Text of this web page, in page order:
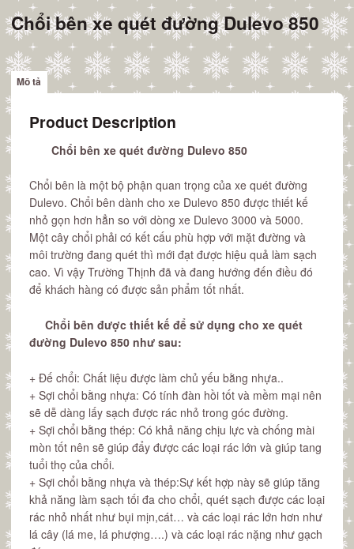
Chổi bên xe quét đường Dulevo 850
Mô tả
Product Description
Chổi bên xe quét đường Dulevo 850
Chổi bên là một bộ phận quan trọng của xe quét đường
Dulevo. Chổi bên dành cho xe Dulevo 850 được thiết kế
nhỏ gọn hơn hẳn so với dòng xe Dulevo 3000 và 5000.
Một cây chổi phải có kết cấu phù hợp với mặt đường và
môi trường đang quét thì mới đạt được hiệu quả làm sạch
cao. Vì vậy Trường Thịnh đã và đang hướng đến điều đó
để khách hàng có được sản phẩm tốt nhất.
Chổi bên được thiết kế để sử dụng cho xe quét
đường Dulevo 850 như sau:
+ Đế chổi: Chất liệu được làm chủ yếu bằng nhựa..
+ Sợi chổi bằng nhựa: Có tính đàn hồi tốt và mềm mại nên
sẽ dễ dàng lấy sạch được rác nhỏ trong góc đường.
+ Sợi chổi bằng thép: Có khả năng chịu lực và chống mài
mòn tốt nên sẽ giúp đẩy được các loại rác lớn và giúp tang
tuổi thọ của chổi.
+ Sợi chổi bằng nhựa và thép:Sự kết hợp này sẽ giúp tăng
khả năng làm sạch tối đa cho chổi, quét sạch được các loại
rác nhỏ nhất như bụi mịn,cát… và các loại rác lớn hơn như
lá cây (lá me, lá phượng….) và các loại rác nặng như gạch